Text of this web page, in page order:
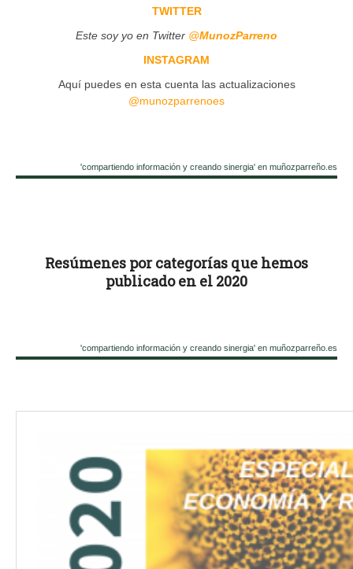
TWITTER
Este soy yo en Twitter @MunozParreno
INSTAGRAM
Aquí puedes en esta cuenta las actualizaciones
@munozparrenoes
'compartiendo información y creando sinergia' en muñozparreño.es
Resúmenes por categorías que hemos
publicado en el 2020
'compartiendo información y creando sinergia' en muñozparreño.es